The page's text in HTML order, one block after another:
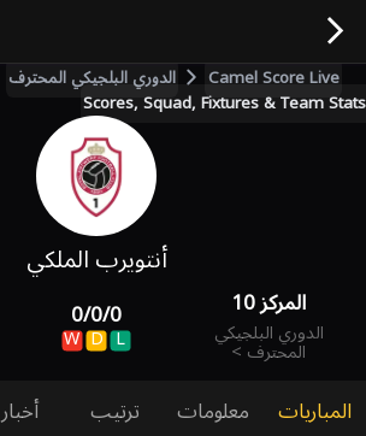
Camel Score Live الدوري البلجيكي المحترف
Scores, Squad, Fixtures & Team Stats
أنتويرب الملكي
المركز10
الدوري البلجيكي
المحترف>
0/0/0
W D L
المباريات معلومات ترتيب أخبار